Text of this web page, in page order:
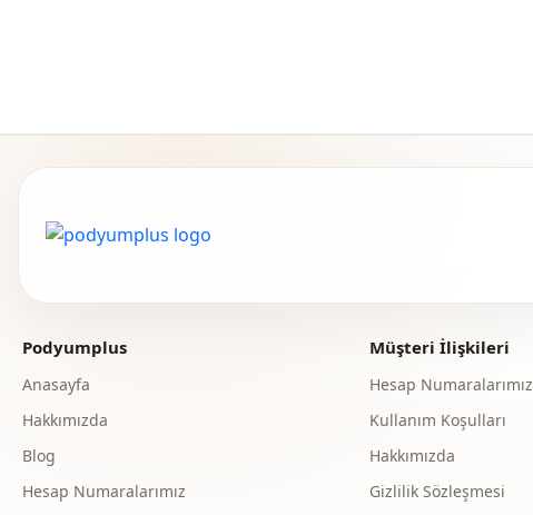
Podyumplus
Anasayfa
Hakkımızda
Blog
Hesap Numaralarımız
Müşteri İlişkileri
Hesap Numaralarımız
Kullanım Koşulları
Hakkımızda
Gizlilik Sözleşmesi